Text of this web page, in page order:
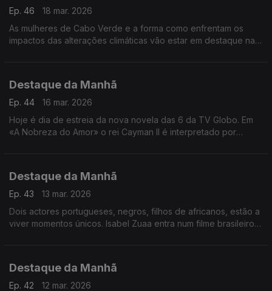
Ep. 46
18 mar. 2026
As mulheres de Cabo Verde e a forma como enfrentam os
impactos das alterações climáticas vão estar em destaque na
Destaque da Manhã
Ep. 44
16 mar. 2026
Hoje é dia de estreia da nova novela das 6 da TV Globo. Em
«A Nobreza do Amor» o rei Cayman II é interpretado por
Destaque da Manhã
Ep. 43
13 mar. 2026
Dois actores portugueses, negros, filhos de africanos, estão a
viver momentos únicos. Isabel Zuaa entra num filme brasileiro
Destaque da Manhã
Ep. 42
12 mar. 2026